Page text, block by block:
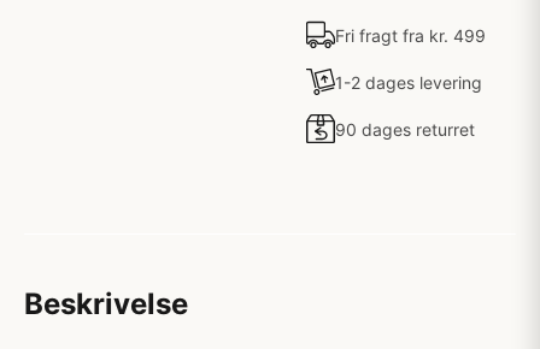
Fri fragt fra kr. 499
1-2 dages levering
90 dages returret
Beskrivelse